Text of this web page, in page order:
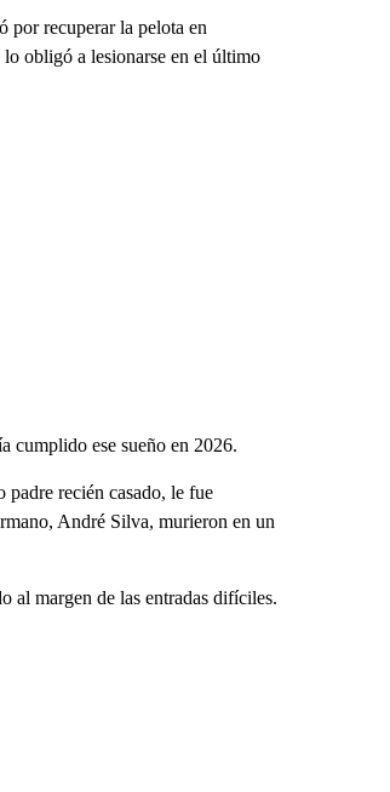
por recuperar la pelota en
obligó a lesionarse en el último
cumplido ese sueño en 2026.
recién casado, le fue
André Silva, murieron en un
al margen de las entradas difíciles.